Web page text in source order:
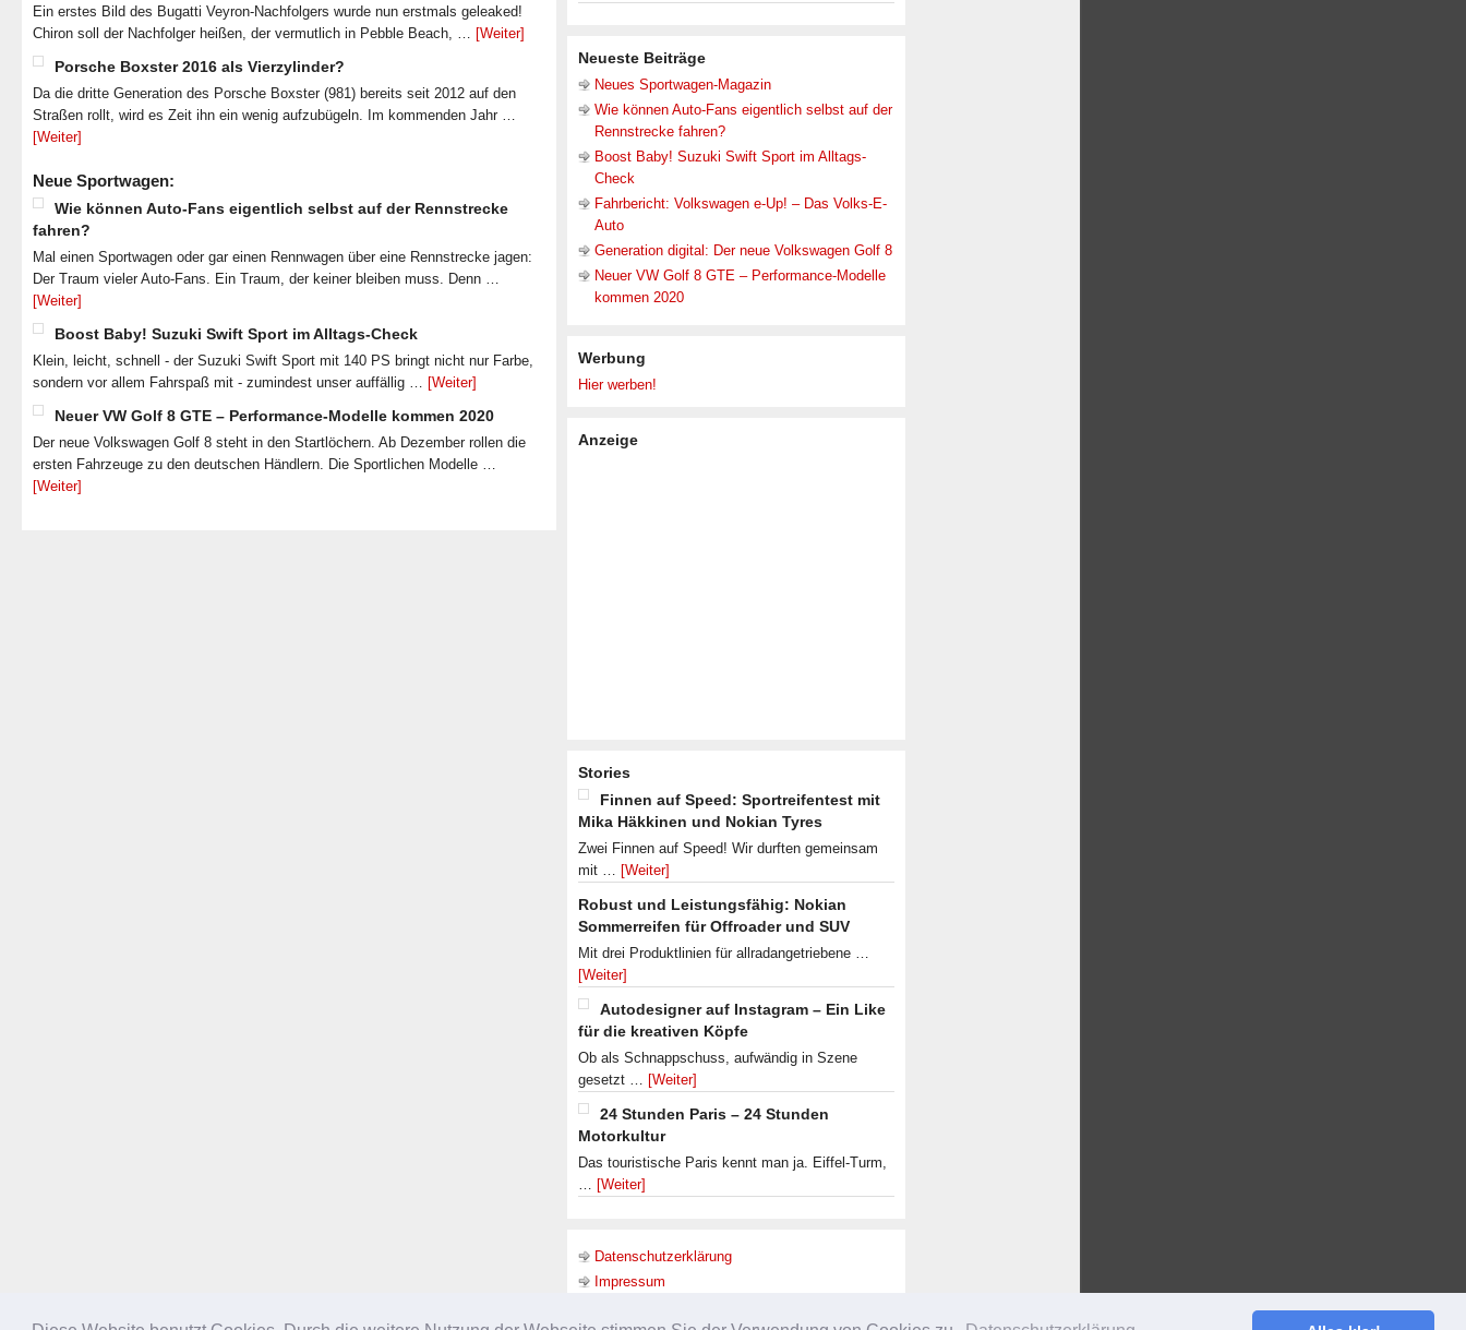
Ein erstes Bild des Bugatti Veyron-Nachfolgers wurde nun erstmals geleaked!
Chiron soll der Nachfolger heißen, der vermutlich in Pebble Beach, … [Weiter]
Porsche Boxster 2016 als Vierzylinder?
Da die dritte Generation des Porsche Boxster (981) bereits seit 2012 auf den
Straßen rollt, wird es Zeit ihn ein wenig aufzubügeln. Im kommenden Jahr …
[Weiter]
Neue Sportwagen:
Wie können Auto-Fans eigentlich selbst auf der Rennstrecke
fahren?
Mal einen Sportwagen oder gar einen Rennwagen über eine Rennstrecke jagen:
Der Traum vieler Auto-Fans. Ein Traum, der keiner bleiben muss. Denn …
[Weiter]
Boost Baby! Suzuki Swift Sport im Alltags-Check
Klein, leicht, schnell - der Suzuki Swift Sport mit 140 PS bringt nicht nur Farbe,
sondern vor allem Fahrspaß mit - zumindest unser auffällig … [Weiter]
Neuer VW Golf 8 GTE – Performance-Modelle kommen 2020
Der neue Volkswagen Golf 8 steht in den Startlöchern. Ab Dezember rollen die
ersten Fahrzeuge zu den deutschen Händlern. Die Sportlichen Modelle …
[Weiter]
Neueste Beiträge
Neues Sportwagen-Magazin
Wie können Auto-Fans eigentlich selbst auf der
Rennstrecke fahren?
Boost Baby! Suzuki Swift Sport im Alltags-
Check
Fahrbericht: Volkswagen e-Up! – Das Volks-E-
Auto
Generation digital: Der neue Volkswagen Golf 8
Neuer VW Golf 8 GTE – Performance-Modelle
kommen 2020
Werbung
Hier werben!
Anzeige
Stories
Finnen auf Speed: Sportreifentest mit
Mika Häkkinen und Nokian Tyres
Zwei Finnen auf Speed! Wir durften gemeinsam
mit … [Weiter]
Robust und Leistungsfähig: Nokian
Sommerreifen für Offroader und SUV
Mit drei Produktlinien für allradangetriebene …
[Weiter]
Autodesigner auf Instagram – Ein Like
für die kreativen Köpfe
Ob als Schnappschuss, aufwändig in Szene
gesetzt … [Weiter]
24 Stunden Paris – 24 Stunden
Motorkultur
Das touristische Paris kennt man ja. Eiffel-Turm,
… [Weiter]
Datenschutzerklärung
Impressum